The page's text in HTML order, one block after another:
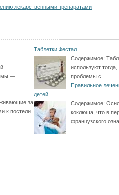
лекарственными препаратами
—...
Таблетки Фестал
Содержимое:
используют тогда,
проблемы с...
за
к постели
Правильное
детей
Содержимое:
коклюша, что в
французского